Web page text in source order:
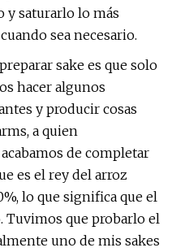
y saturarlo lo más
sea necesario.
sake es que solo
hacer algunos
y producir cosas
a quien
de completar
es el rey del arroz
lo que significa que el
Tuvimos que probarlo el
uno de mis sakes